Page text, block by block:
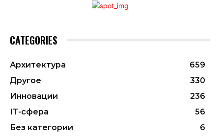
CATEGORIES
Архитектура
659
Другое
330
Инновации
236
ІТ-сфера
56
Без категории
6